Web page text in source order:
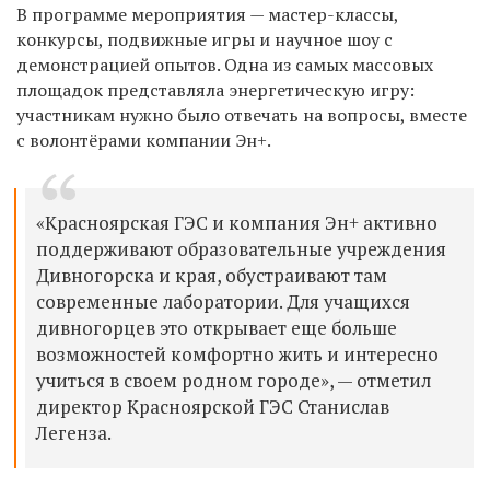
В программе мероприятия — мастер-классы,
конкурсы, подвижные игры и научное шоу с
демонстрацией опытов. Одна из самых массовых
площадок представляла энергетическую игру:
участникам нужно было отвечать на вопросы, вместе
с волонтёрами компании Эн+.
«Красноярская ГЭС и компания Эн+ активно
поддерживают образовательные учреждения
Дивногорска и края, обустраивают там
современные лаборатории. Для учащихся
дивногорцев это открывает еще больше
возможностей комфортно жить и интересно
учиться в своем родном городе», — отметил
директор Красноярской ГЭС Станислав
Легенза.